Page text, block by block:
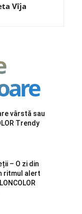
Vîja
vârstă sau
Trendy
– O zi din
ritmul alert